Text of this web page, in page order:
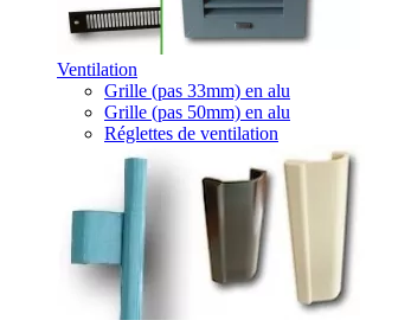
Ventilation
Grille (pas 33mm) en alu
Grille (pas 50mm) en alu
Réglettes de ventilation